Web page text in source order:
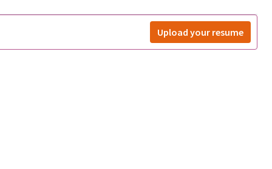
Upload your resume